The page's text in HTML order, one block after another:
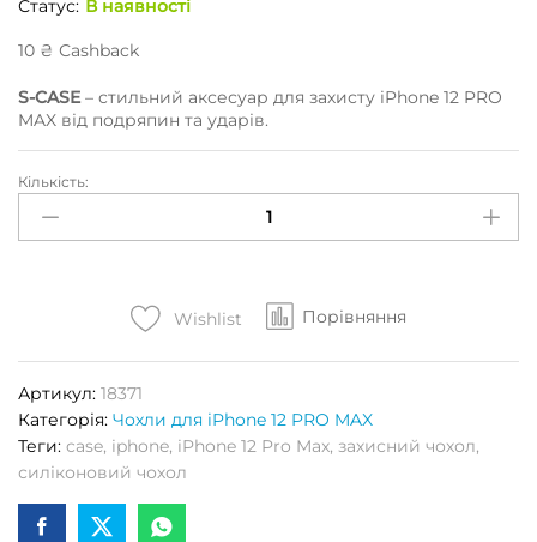
Статус: В наявності
10 ₴ Сashback
S-CASE– стильний аксесуар для захисту iPhone 12 PRO
MAX від подряпин та ударів.
Чохол
CASE
12
PRO
MAX
(Blue
cobalt)
Кількість
Кількість:
Wishlist Порівняння
Артикул: 18371
Категорія: Чохли для iPhone 12 PRO MAX
Теги: case, iphone, iPhone 12 Pro Max, захисний чохол,
силіконовий чохол